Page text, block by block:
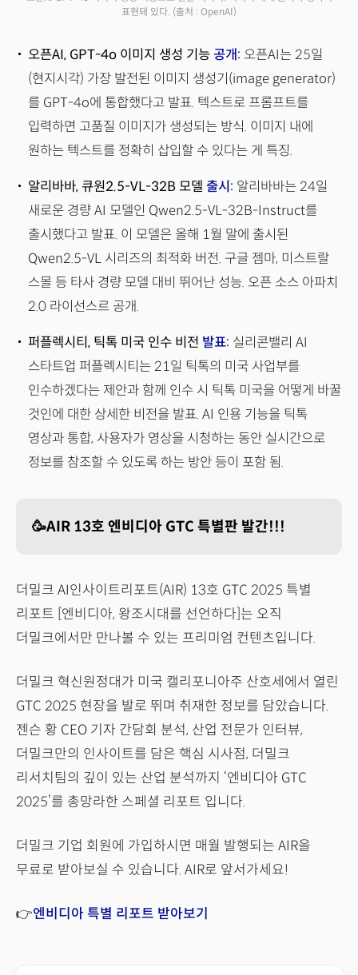
표현돼 있다. (출처 : OpenAI)
오픈AI, GPT-4o 이미지 생성 기능공개: 오픈AI는 25일
(현지시각) 가장 발전된 이미지 생성기(image generator)
를 GPT-4o에 통합했다고 발표. 텍스트로 프롬프트를
입력하면 고품질 이미지가 생성되는 방식. 이미지 내에
원하는 텍스트를 정확히 삽입할 수 있다는 게 특징.
알리바바, 큐원2.5-VL-32B 모델 출시 : 알리바바는 24일
새로운 경량 AI 모델인 Qwen2.5-VL-32B-Instruct를
출시했다고 발표. 이 모델은 올해 1월 말에 출시된
Qwen2.5-VL 시리즈의 최적화 버전. 구글 젬마, 미스트랄
스몰 등 타사 경량 모델 대비 뛰어난 성능. 오픈 소스 아파치
2.0 라이선스르 공개.
퍼플렉시티, 틱톡 미국 인수 비전 발표: 실리콘밸리 AI
스타트업 퍼플렉시티는 21일 틱톡의 미국 사업부를
인수하겠다는 제안과 함께 인수 시 틱톡 미국을 어떻게 바꿀
것인에 대한 상세한 비전을 발표. AI 인용 기능을 틱톡
영상과 통합, 사용자가 영상을 시청하는 동안 실시간으로
정보를 참조할 수 있도록 하는 방안 등이 포함 됨.
🥳AIR 13호 엔비디아 GTC 특별판 발간!!!
더밀크 AI인사이트리포트(AIR) 13호 GTC 2025 특별
리포트 [엔비디아, 왕조시대를 선언하다]는 오직
더밀크에서만 만나볼 수 있는 프리미엄 컨텐츠입니다.
더밀크 혁신원정대가 미국 캘리포니아주 산호세에서 열린
GTC 2025 현장을 발로 뛰며 취재한 정보를 담았습니다.
젠슨 황 CEO 기자 간담회 분석, 산업 전문가 인터뷰,
더밀크만의 인사이트를 담은 핵심 시사점, 더밀크
리서치팀의 깊이 있는 산업 분석까지 ‘엔비디아 GTC
2025’를 총망라한 스페셜 리포트 입니다.
더밀크 기업 회원에 가입하시면 매월 발행되는 AIR을
무료로 받아보실 수 있습니다. AIR로 앞서가세요!
👉엔비디아 특별 리포트 받아보기